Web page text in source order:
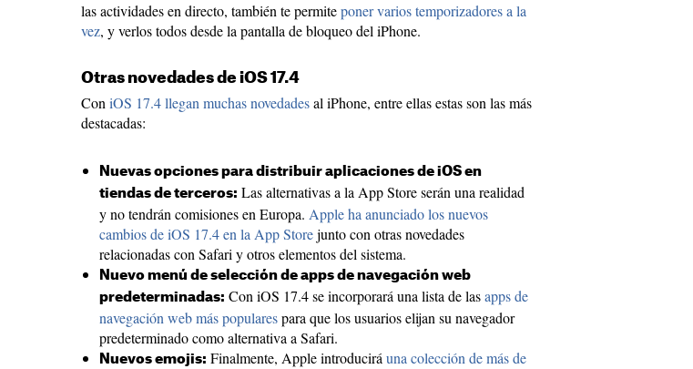
las actividades en directo, también te permiteponer varios temporizadores a la
vez, y verlos todos desde la pantalla de bloqueo del iPhone.
Otras novedades de iOS 17.4
ConiOS 17.4 llegan muchas novedadesal iPhone, entre ellas estas son las más
destacadas:
Nuevas opciones para distribuir aplicaciones de iOS en
tiendas de terceros: Las alternativas a la App Store serán una realidad
y no tendrán comisiones en Europa. Apple ha anunciado los nuevos
cambios de iOS 17.4 en la App Storejunto con otras novedades
relacionadas con Safari y otros elementos del sistema.
Nuevo menú de selección de apps de navegación web
predeterminadas: Con iOS 17.4 se incorporará una lista de lasapps de
navegación web más popularespara que los usuarios elijan su navegador
predeterminado como alternativa a Safari.
Nuevos emojis: Finalmente, Apple introduciráuna colección de más de